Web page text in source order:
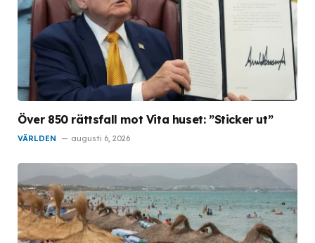
Över 850 rättsfall mot Vita huset: ”Sticker ut”
VÄRLDEN augusti 6, 2026